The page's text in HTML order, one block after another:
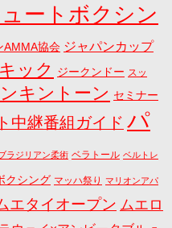
ートボクシン
AMMA協会 ジャパンカップ
ック ジークンドー スッ
キントーン セミナー
中継番組ガイド パ
ラジリアン柔術 ベラトール ベルトレ
クシング マッハ祭り マリオンアパ
エタイオープン ムエロ